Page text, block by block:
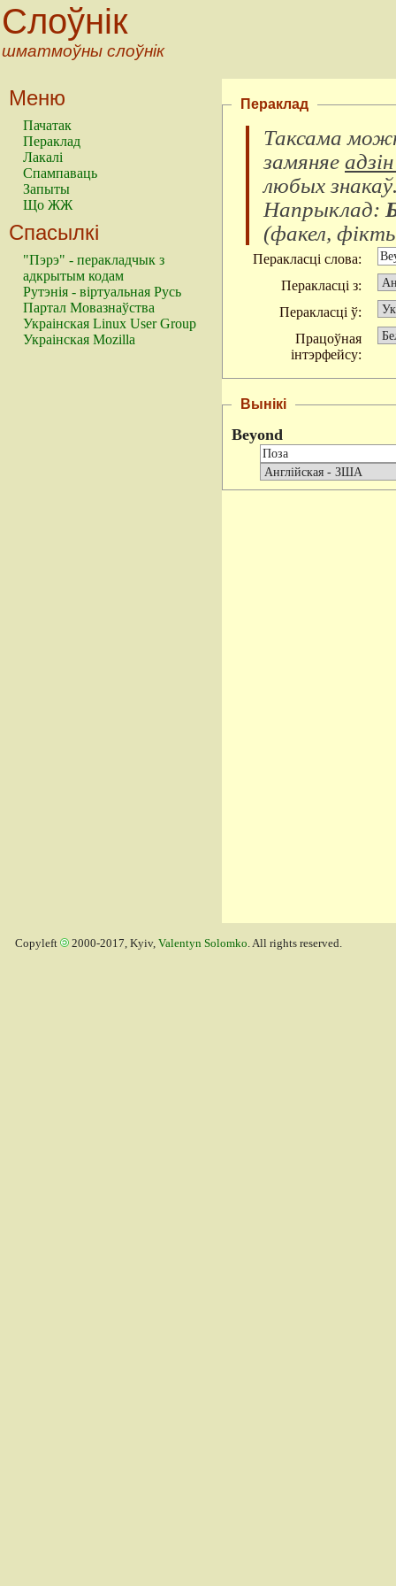
Слоўнік
шматмоўны слоўнік
Меню
Пачатак
Пераклад
Лакалі
Спампаваць
Запыты
Що ЖЖ
Спасылкі
"Пэрэ" - перакладчык з
адкрытым кодам
Рутэнія - віртуальная Русь
Партал Мовазнаўства
Украінская Linux User Group
Украінская Mozilla
Пераклад
Таксама
замяняе
любых знакаў
Напрыклад:
(факел,
Перакласці слова:
Перакласці з:
Перакласці ў:
Працоўная
інтэрфейсу:
Вынікі
Beyond
Copyleft 2000-2017, Kyiv, Valentyn Solomko. All rights reserved.